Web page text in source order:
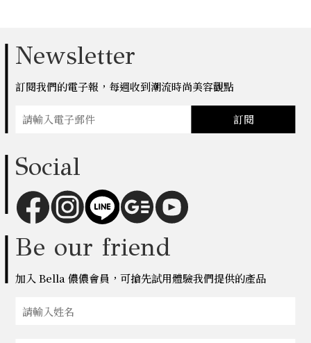
Newsletter
訂閱我們的電子報，每週收到潮流時尚美容觀點
訂閱
Social
Be our friend
加入 Bella 儂儂會員，可搶先試用體驗我們提供的產品